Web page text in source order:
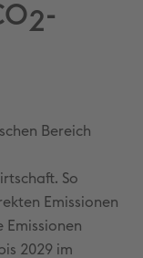
2-
Bereich
So
Emissionen
Emissionen
2029 im